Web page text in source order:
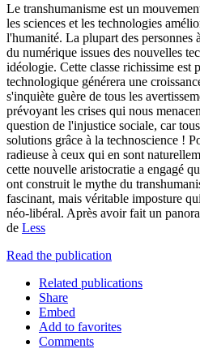
Le transhumanisme est un
les sciences et les technologies
l'humanité. La plupart des personnes
du numérique issues des nouvelles
idéologie. Cette classe richissime est
technologique générera une
s'inquiète guère de tous les
prévoyant les crises qui nous
question de l'injustice sociale, car
solutions grâce à la technoscience !
radieuse à ceux qui en sont
cette nouvelle aristocratie a engagé
ont construit le mythe du
fascinant, mais véritable imposture
néo-libéral. Après avoir fait un
de Less
Read the publication
Related publications
Share
Embed
Add to favorites
Comments